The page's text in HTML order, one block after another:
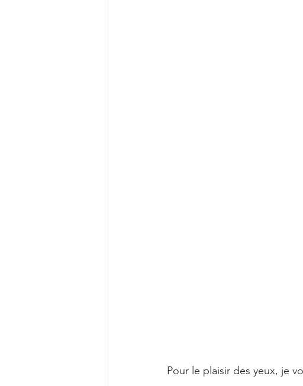
Pour le plaisir des yeux, je